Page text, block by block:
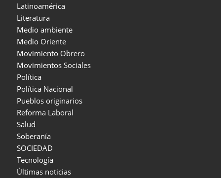
Latinoamérica
Literatura
Medio ambiente
Medio Oriente
Movimiento Obrero
Movimientos Sociales
Política
Política Nacional
Pueblos originarios
Reforma Laboral
Salud
Soberanía
SOCIEDAD
Tecnología
Últimas noticias